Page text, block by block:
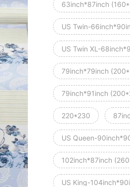
63inch*87inch
US Twin-
US Twin XL-
79inch*79inch
79inch*91inch
220*230
US Queen-
102inch*87inch
US King-